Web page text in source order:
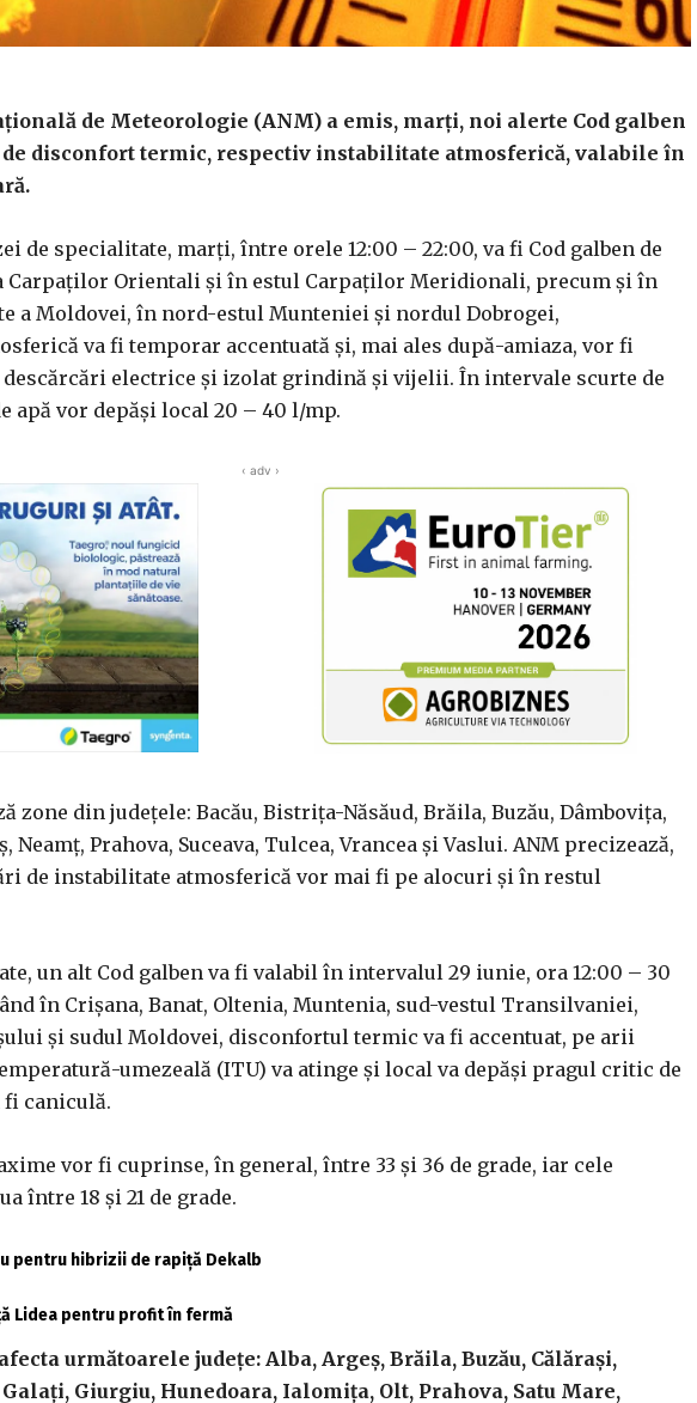
de Meteorologie (ANM) a emis, marţi, noi alerte Cod galben
de disconfort termic, respectiv instabilitate atmosferică, valabile în
de specialitate, marţi, între orele 12:00 – 22:00, va fi Cod galben de
Carpaţilor Orientali şi în estul Carpaţilor Meridionali, precum şi în
a Moldovei, în nord-estul Munteniei şi nordul Dobrogei,
va fi temporar accentuată şi, mai ales după-amiaza, vor fi
descărcări electrice şi izolat grindină şi vijelii. În intervale scurte de
apă vor depăşi local 20 – 40 l/mp.
‹ adv ›
zone din judeţele: Bacău, Bistriţa-Năsăud, Brăila, Buzău, Dâmboviţa,
Neamţ, Prahova, Suceava, Tulcea, Vrancea şi Vaslui. ANM precizează,
de instabilitate atmosferică vor mai fi pe alocuri şi în restul
un alt Cod galben va fi valabil în intervalul 29 iunie, ora 12:00 – 30
în Crişana, Banat, Oltenia, Muntenia, sud-vestul Transilvaniei,
şi sudul Moldovei, disconfortul termic va fi accentuat, pe arii
umezeală (ITU) va atinge şi local va depăşi pragul critic de
fi caniculă.
vor fi cuprinse, în general, între 33 şi 36 de grade, iar cele
între 18 şi 21 de grade.
pentru hibrizii de rapiță Dekalb
Lidea pentru profit în fermă
următoarele judeţe: Alba, Argeş, Brăila, Buzău, Călăraşi,
Giurgiu, Hunedoara, Ialomiţa, Olt, Prahova, Satu Mare,